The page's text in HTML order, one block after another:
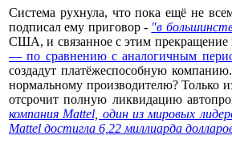
Система рухнула, что пока ещё не
подписал ему приговор - "в
США, и связанное с этим прекращение
— по сравнению с аналогичным
создадут платёжеспособную
нормальному производителю? Только
отсрочит полную ликвидацию
компания Mattel, один из мировых
Mattel достигла 6,22 миллиарда